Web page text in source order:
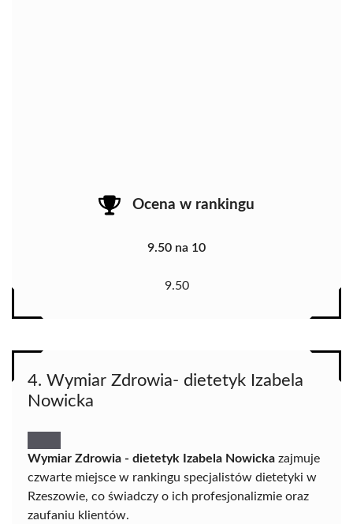
Ocena w rankingu
9.50 na 10
9.50
4. Wymiar Zdrowia- dietetyk Izabela
Nowicka
Wymiar Zdrowia - dietetyk Izabela Nowicka zajmuje
czwarte miejsce w rankingu specjalistów dietetyki w
Rzeszowie, co świadczy o ich profesjonalizmie oraz
zaufaniu klientów.